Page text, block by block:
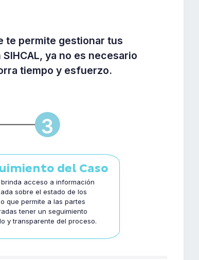
te permite gestionar tus
ya no es necesario
tiempo y esfuerzo.
del Caso
brinda acceso a información
sobre el estado de los
que permite a las partes
tener un seguimiento
y transparente del proceso.